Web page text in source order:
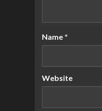
Name *
Website